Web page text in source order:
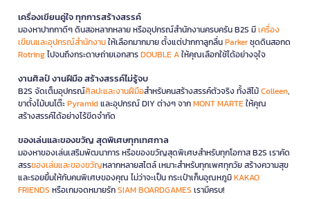
เครื่องเขียนคู่ใจ ทุกการสร้างสรรค์
มองหาปากกาดีๆ ดินสอหลากหลาย หรืออุปกรณ์สำนักงานครบครัน B2S มีเครื่อง
เขียนและอุปกรณ์สำนักงานให้เลือกมากมาย ตั้งแต่ปากกาลูกลื่นParkerชุดดินสอกด
Rotringไปจนถึงกระดาษถ่ายเอกสารDOUBLE Aให้คุณเลือกใช้ได้อย่างจุใจ
งานศิลป์ งานฝีมือ สร้างสรรค์ไม่รู้จบ
B2S จัดเต็มอุปกรณ์ศิลปะและงานฝีมือสำหรับคนสร้างสรรค์ตัวจริง ทั้งสีไม้Colleen,
ขาตั้งไม้บนโต๊ะPyramidและอุปกรณ์ DIY ต่างๆ จากMONT MARTEให้คุณ
สร้างสรรค์ได้อย่างไร้ขีดจำกัด
ของเล่นและของขวัญ สุดพิเศษทุกเทศกาล
มองหาของเล่นเสริมพัฒนาการ หรือของขวัญสุดพิเศษสำหรับทุกโอกาส B2S เราคัด
สรรของเล่นและของขวัญหลากหลายสไตล์ เหมาะสำหรับทุกเพศทุกวัย สร้างความสุข
และรอยยิ้มให้กับคนพิเศษของคุณ ไม่ว่าจะเป็น กระเป๋าเก็บอุณหภูมิKAKAO
FRIENDS หรือเกมจดหมายรักSIAM BOARDGAMES เรามีครบ!